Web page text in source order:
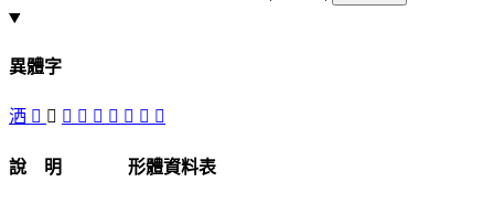
異體字
洒 𣶇 󳗦 𤂢 󳗪 󳗩 󳗫 󳗧 󳗨 󳗬
說 明 形體資料表